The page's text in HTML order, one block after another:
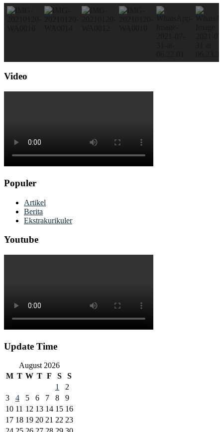
Video
Populer
Artikel
Berita
Ekstrakurikuler
Youtube
Update Time
August 2026
M T W T F S
S
1
2
3
4 5 6 7 8
9
10 11 12 13 14 15 16
17 18 19 20 21 22 23